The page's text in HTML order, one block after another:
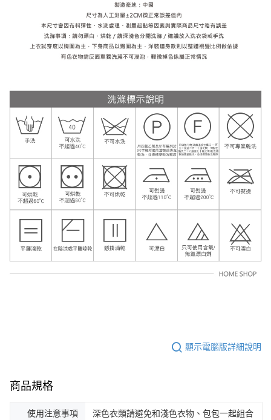
顯示電腦版詳細說明
商品規格
使用注意事項
深色衣類請避免和淺色衣物、包包一起組合